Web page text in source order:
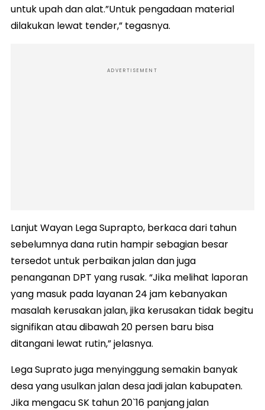
untuk upah dan alat.”Untuk pengadaan material
dilakukan lewat tender,” tegasnya.
ADVERTISEMENT
Lanjut Wayan Lega Suprapto, berkaca dari tahun
sebelumnya dana rutin hampir sebagian besar
tersedot untuk perbaikan jalan dan juga
penanganan DPT yang rusak. “Jika melihat laporan
yang masuk pada layanan 24 jam kebanyakan
masalah kerusakan jalan, jika kerusakan tidak begitu
signifikan atau dibawah 20 persen baru bisa
ditangani lewat rutin,” jelasnya.
Lega Suprato juga menyinggung semakin banyak
desa yang usulkan jalan desa jadi jalan kabupaten.
Jika mengacu SK tahun 20`16 panjang jalan